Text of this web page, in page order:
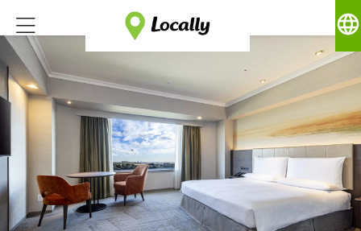
language